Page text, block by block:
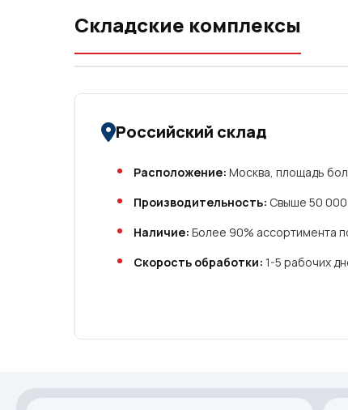
Складские комплексы
Российский склад
Расположение: Москва, площадь
Производительность: Свыше 50 000
Наличие: Более 90% ассортимента
Скорость обработки: 1-5 рабочих